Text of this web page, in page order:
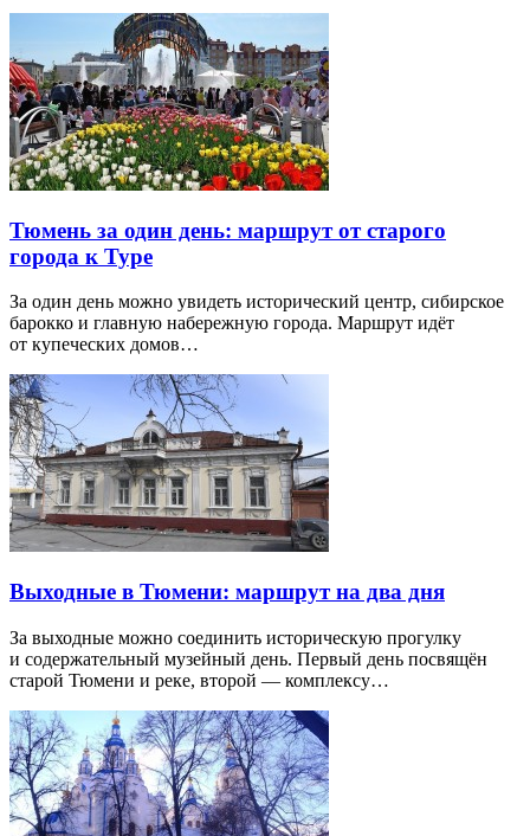
Тюмень за один день: маршрут от старого
города к Туре
За один день можно увидеть исторический центр, сибирское
барокко и главную набережную города. Маршрут идёт
от купеческих домов…
Выходные в Тюмени: маршрут на два дня
За выходные можно соединить историческую прогулку
и содержательный музейный день. Первый день посвящён
старой Тюмени и реке, второй — комплексу…